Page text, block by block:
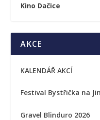
Kino Dačice
AKCE
KALENDÁŘ AKCÍ
Festival Bystřička na
Gravel Blinduro 2026